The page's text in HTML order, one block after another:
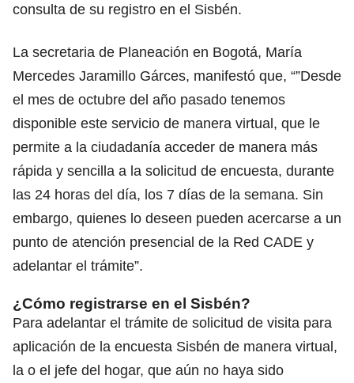
consulta de su registro en el Sisbén.
La secretaria de Planeación en Bogotá, María
Mercedes Jaramillo Gárces, manifestó que, “”Desde
el mes de octubre del año pasado tenemos
disponible este servicio de manera virtual, que le
permite a la ciudadanía acceder de manera más
rápida y sencilla a la solicitud de encuesta, durante
las 24 horas del día, los 7 días de la semana. Sin
embargo, quienes lo deseen pueden acercarse a un
punto de atención presencial de la Red CADE y
adelantar el trámite”.
¿Cómo registrarse en el Sisbén?
Para adelantar el trámite de solicitud de visita para
aplicación de la encuesta Sisbén de manera virtual,
la o el jefe del hogar, que aún no haya sido